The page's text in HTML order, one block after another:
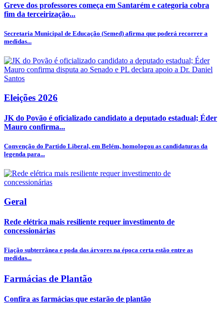
Greve dos professores começa em Santarém e categoria cobra
fim da terceirização...
Secretaria Municipal de Educação (Semed) afirma que poderá recorrer a
medidas...
Eleições 2026
JK do Povão é oficializado candidato a deputado estadual; Éder
Mauro confirma...
Convenção do Partido Liberal, em Belém, homologou as candidaturas da
legenda para...
Geral
Rede elétrica mais resiliente requer investimento de
concessionárias
Fiação subterrânea e poda das árvores na época certa estão entre as
medidas...
Farmácias de Plantão
Confira as farmácias que estarão de plantão